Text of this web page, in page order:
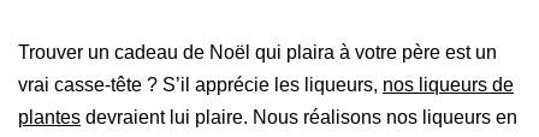
Trouver un cadeau de Noël qui plaira à votre père est un
vrai casse-tête ? S’il apprécie les liqueurs, nos liqueurs de
plantes devraient lui plaire. Nous réalisons nos liqueurs en